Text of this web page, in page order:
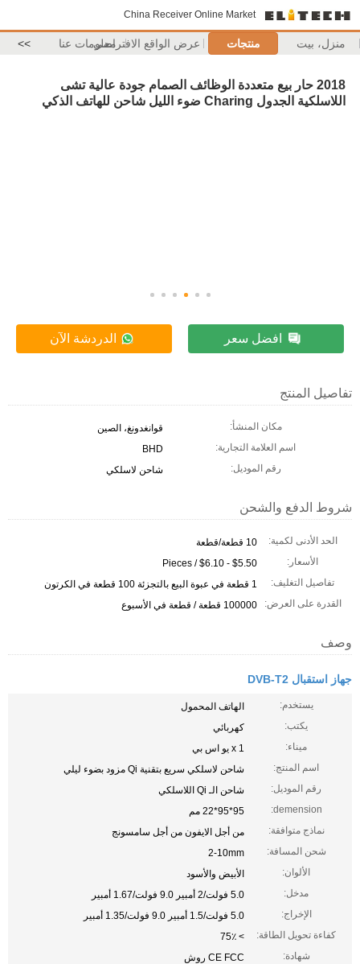
China Receiver Online Market
منزل، بيت منتجات عرض الواقع الافتراضيمعلومات عنا >>
2018 حار بيع متعددة الوظائف الصمام جودة عالية تشى
اللاسلكية الجدول Charing ضوء الليل شاحن للهاتف الذكي
افضل سعر الدردشة الآن
تفاصيل المنتج
مكان المنشأ:
قوانغدونغ، الصين
اسم العلامة التجارية:
BHD
رقم الموديل:
شاحن لاسلكي
شروط الدفع والشحن
الحد الأدنى لكمية:
10 قطعة/قطعة
الأسعار:
$5.50 - $6.10 / Pieces
تفاصيل التغليف:
1 قطعة في عبوة البيع بالتجزئة 100 قطعة في الكرتون
القدرة على العرض:
100000 قطعة / قطعة في الأسبوع
وصف
جهاز استقبال DVB-T2
يستخدم:
الهاتف المحمول
يكتب:
كهربائي
ميناء:
1 x يو اس بي
اسم المنتج:
شاحن لاسلكي سريع بتقنية Qi مزود بضوء ليلي
رقم الموديل:
شاحن الـ Qi اللاسلكي
demension:
95*95*22 مم
نماذج متوافقة:
من أجل الايفون من أجل سامسونج
شحن المسافة:
2-10mm
الألوان:
الأبيض والأسود
مدخل:
5.0 فولت/2 أمبير 9.0 فولت/1.67 أمبير
الإخراج:
5.0 فولت/1.5 أمبير 9.0 فولت/1.35 أمبير
كفاءة تحويل الطاقة:
> 75٪
شهادة:
CE FCC روش